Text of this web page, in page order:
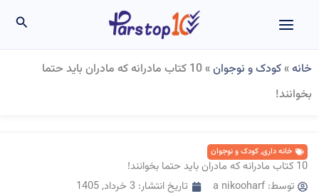
خانه»کودک و نوجوان»
10 کتاب مادرانه که مادران باید حتما
بخوانند!
خانه داری,کودک و نوجوان
10 کتاب مادرانه که مادران باید حتما بخوانند!
توسط:a nikooharf تاریخ انتشار: 3 خرداد, 1405